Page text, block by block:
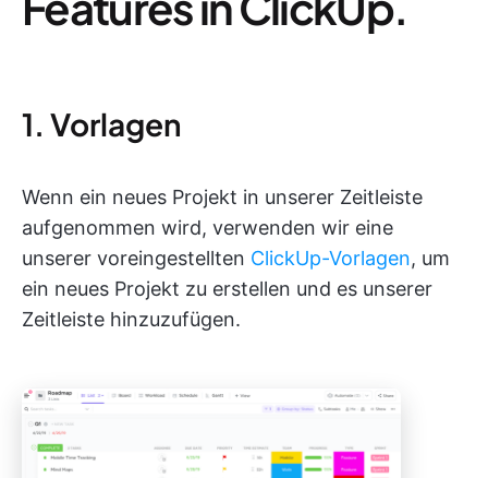
1. Vorlagen
Wenn ein neues Projekt in unserer Zeitleiste
aufgenommen wird, verwenden wir eine
unserer voreingestellten ClickUp-Vorlagen, um
ein neues Projekt zu erstellen und es unserer
Zeitleiste hinzuzufügen.